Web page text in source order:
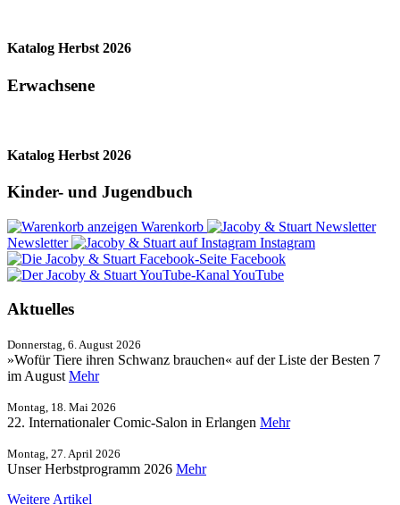
Katalog Herbst 2026
Erwachsene
Katalog Herbst 2026
Kinder- und Jugendbuch
Warenkorb
Newsletter
Instagram
Facebook
YouTube
Aktuelles
Donnerstag, 6. August 2026
»Wofür Tiere ihren Schwanz brauchen« auf der Liste der Besten 7
im August Mehr
Montag, 18. Mai 2026
22. Internationaler Comic-Salon in Erlangen Mehr
Montag, 27. April 2026
Unser Herbstprogramm 2026 Mehr
Weitere Artikel